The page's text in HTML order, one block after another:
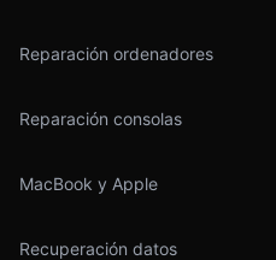
Reparación ordenadores
Reparación consolas
MacBook y Apple
Recuperación datos